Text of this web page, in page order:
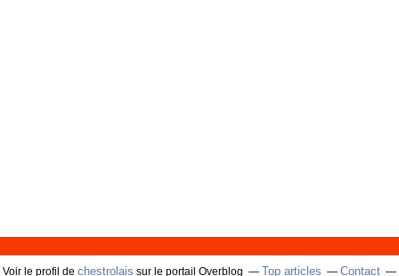
Voir le profil de chestrolais sur le portail Overblog Top articles Contact